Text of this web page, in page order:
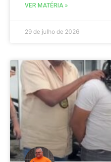
VER MATÉRIA »
29 de julho de 2026